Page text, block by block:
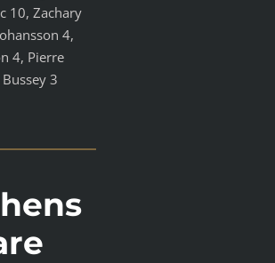
10, Zachary
4,
4, Pierre
3